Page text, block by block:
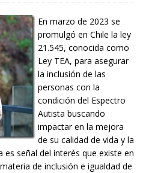
En marzo de 2023 se
promulgó en Chile la ley
21.545, conocida como
Ley TEA, para asegurar
la inclusión de las
personas con la
condición del Espectro
Autista buscando
impactar en la mejora
de su calidad de vida y la
es señal del interés que existe en
de inclusión e igualdad de